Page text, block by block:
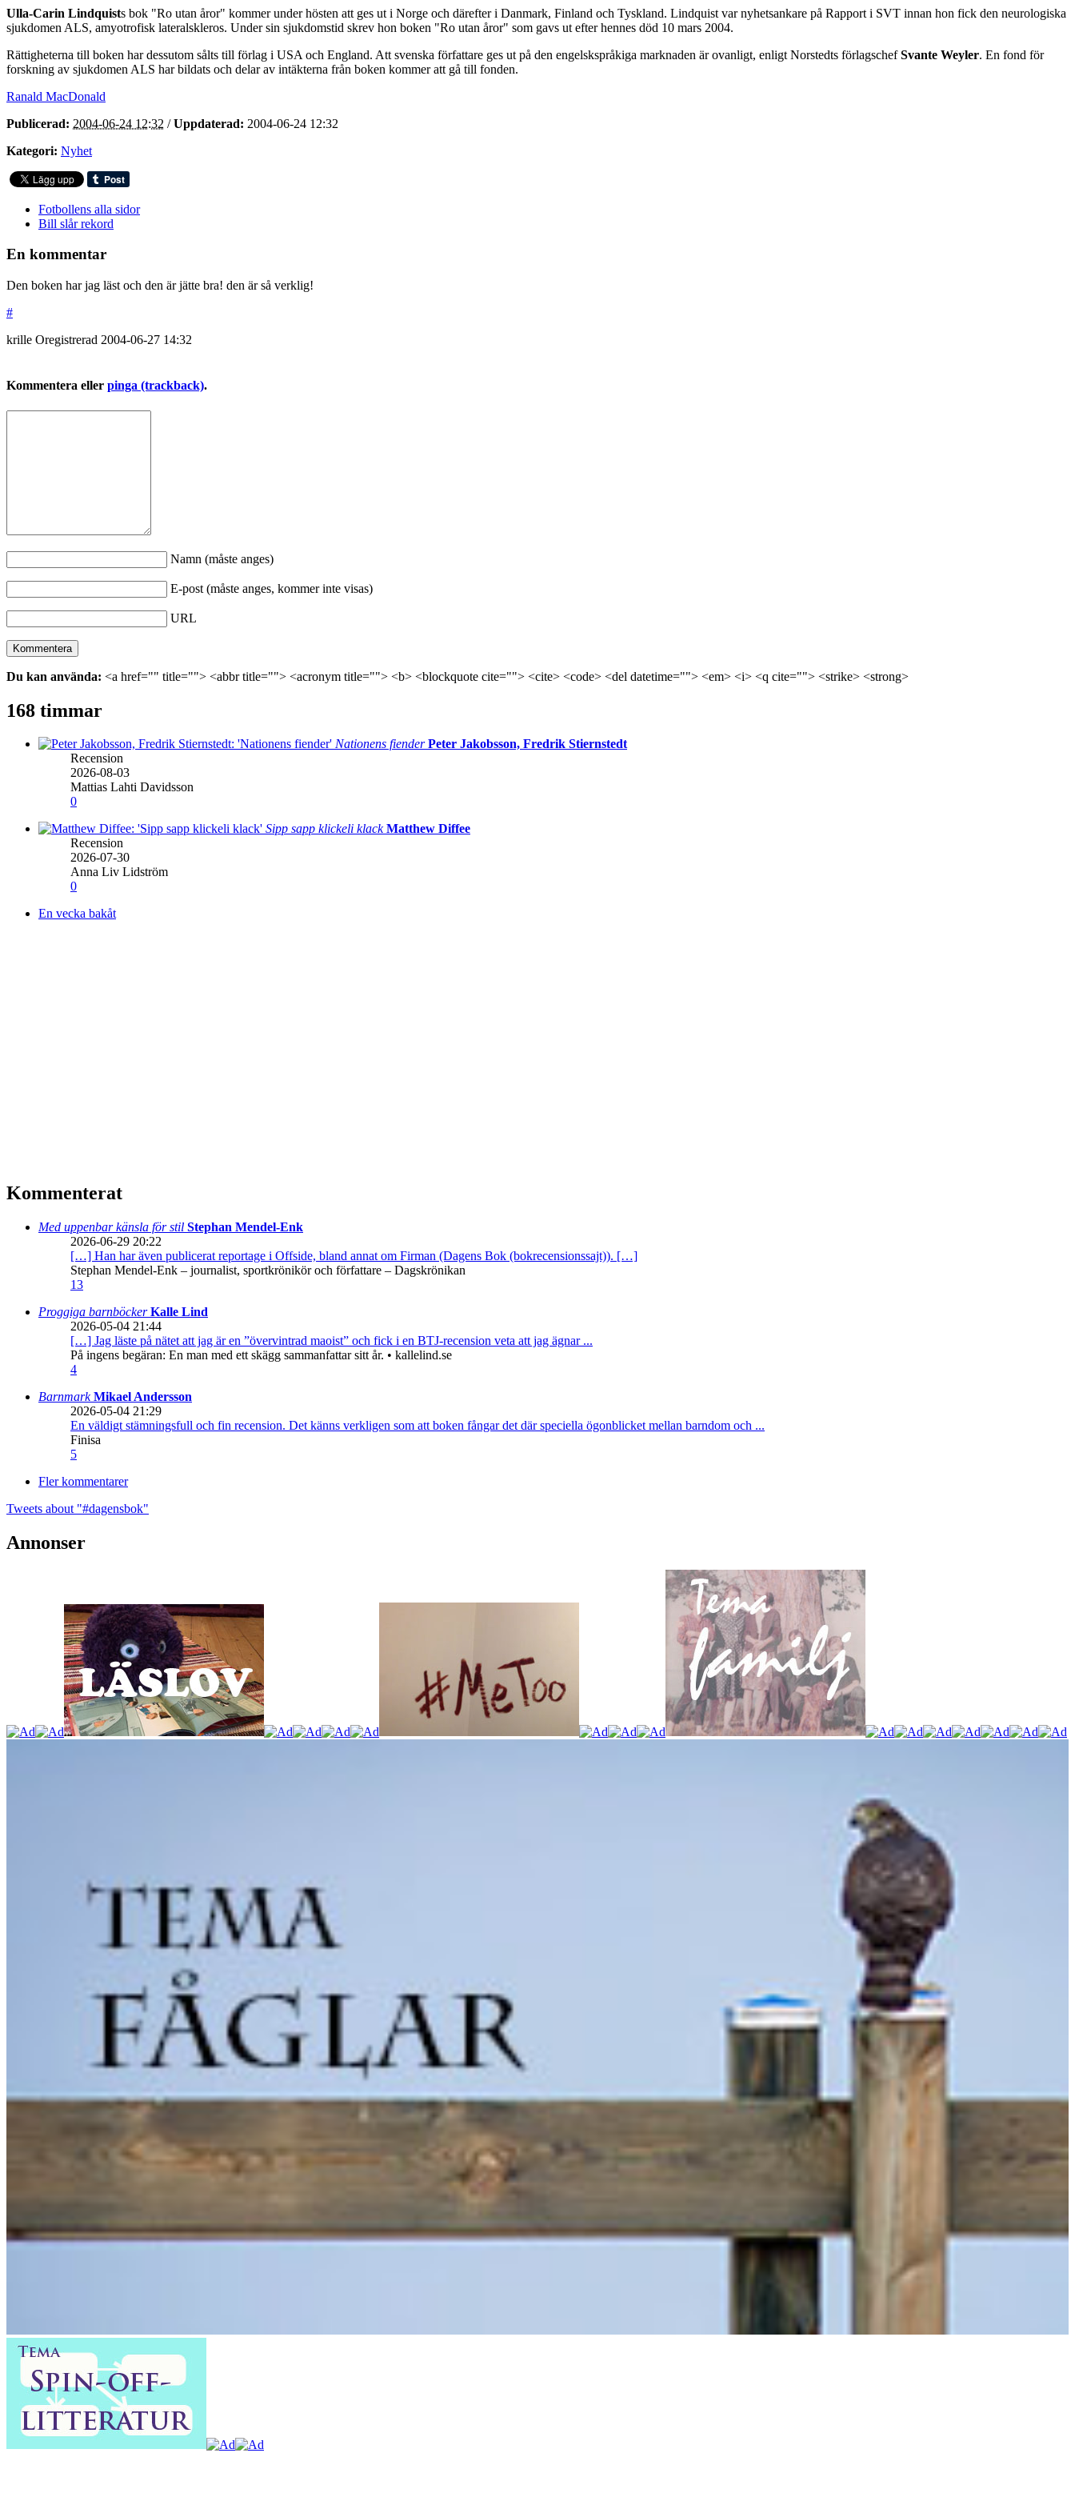
Ulla-Carin Lindquists bok "Ro utan åror" kommer under hösten att ges ut i Norge och därefter i Danmark, Finland och Tyskland. Lindquist var nyhetsankare på Rapport i SVT innan hon fick den neurologiska
sjukdomen ALS, amyotrofisk lateralskleros. Under sin sjukdomstid skrev hon boken "Ro utan åror" som gavs ut efter hennes död 10 mars 2004.
Rättigheterna till boken har dessutom sålts till förlag i USA och England. Att svenska författare ges ut på den engelskspråkiga marknaden är ovanligt, enligt Norstedts förlagschefSvante Weyler. En fond för
forskning av sjukdomen ALS har bildats och delar av intäkterna från boken kommer att gå till fonden.
Ranald MacDonald
Publicerad: 2004-06-24 12:32 /Uppdaterad: 2004-06-24 12:32
Kategori: Nyhet
Fotbollens alla sidor
Bill slår rekord
En kommentar
Den boken har jag läst och den är jätte bra! den är så verklig!
#
krille Oregistrerad 2004-06-27 14:32
Kommentera eller pinga (trackback).
Namn (måste anges)
E-post (måste anges, kommer inte visas)
URL
Du kan använda: <a href="" title=""> <abbr title=""> <acronym title=""> <b> <blockquote cite=""> <cite> <code> <del datetime=""> <em> <i> <q cite=""> <strike> <strong>
168 timmar
Nationens fiender Peter Jakobsson, Fredrik Stiernstedt
Recension
2026-08-03
Mattias Lahti Davidsson
0
Sipp sapp klickeli klack Matthew Diffee
Recension
2026-07-30
Anna Liv Lidström
0
En vecka bakåt
Kommenterat
Med uppenbar känsla för stil Stephan Mendel-Enk
2026-06-29 20:22
[…] Han har även publicerat reportage i Offside, bland annat om Firman (Dagens Bok (bokrecensionssajt)). […]
Stephan Mendel-Enk – journalist, sportkrönikör och författare – Dagskrönikan
13
Proggiga barnböckerKalle Lind
2026-05-04 21:44
[…] Jag läste på nätet att jag är en ”övervintrad maoist” och fick i en BTJ-recension veta att jag ägnar ...
På ingens begäran: En man med ett skägg sammanfattar sitt år. • kallelind.se
4
BarnmarkMikael Andersson
2026-05-04 21:29
En väldigt stämningsfull och fin recension. Det känns verkligen som att boken fångar det där speciella ögonblicket mellan barndom och ...
Finisa
5
Fler kommentarer
Tweets about "#dagensbok"
Annonser